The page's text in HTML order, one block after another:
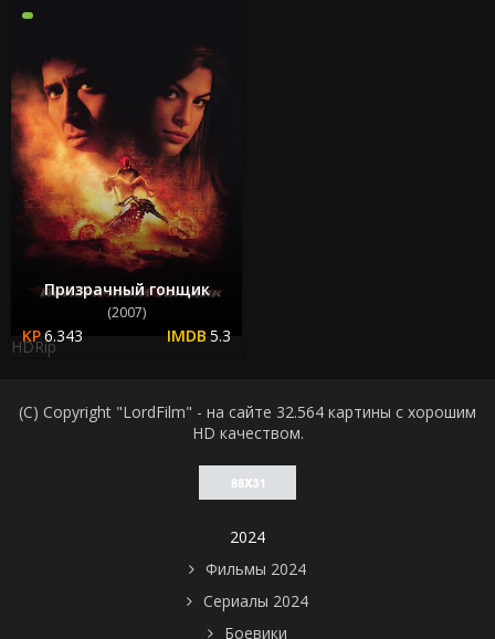
Призрачный гонщик
(2007)
6.343 5.3
HDRip
(C) Copyright "LordFilm" - на сайте 32.564 картины с хорошим
HD качеством.
2024
Фильмы 2024
Сериалы 2024
Боевики